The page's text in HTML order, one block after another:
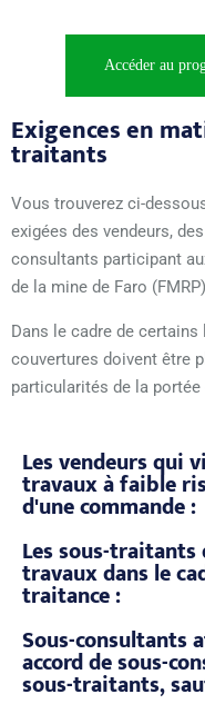
Accéder au
Exigences en
traitants
Vous trouverez ci-
exigées des vendeurs,
consultants participant
de la mine de Faro
Dans le cadre de
couvertures doivent être
particularités de la portée
Les vendeurs qui
travaux à faible
d'une commande :
Les sous-
travaux dans le
traitance :
Sous-consultants
accord de sous-
sous-traitants,